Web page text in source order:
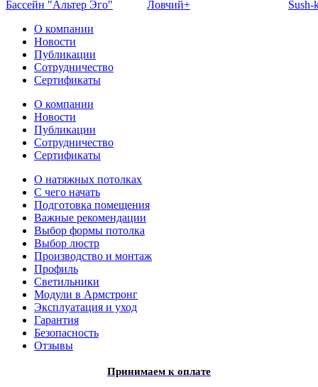
Бассейн "Альтер Эго" Ловчий+ Sush-
Отель Эмеральд
О компании
Новости
Публикации
Сотрудничество
Сертификаты
О компании
Новости
Публикации
Сотрудничество
Сертификаты
О натяжных потолках
С чего начать
Подготовка помещения
Важные рекомендации
Выбор формы потолка
Выбор люстр
Производство и монтаж
Профиль
Светильники
Модули в Армстронг
Эксплуатация и уход
Гарантия
Безопасность
Отзывы
Принимаем к оплате